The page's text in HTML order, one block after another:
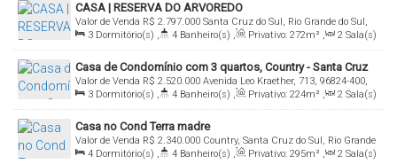
22m , Frente: 19m
CASA | RESERVA DO ARVOREDO
R$ 2.797.000
Valor de Venda
Santa Cruz do Sul, Rio Grande do Sul,
Brasil
3 Dormitório(s) , 4 Banheiro(s) , Privativo: 272m² , 2 Sala(s)
,
3 Suíte(s) , 3 Vaga(s) , Terreno: 480m² ,
Comprimento:
32m , Frente: 15m
Casa de Condomínio com 3 quartos, Country - Santa Cruz
do Sul
R$ 2.520.000
Valor de Venda
Avenida Leo Kraether, 713, 96824-400,
Country, Santa Cruz do Sul, Rio Grande do Sul, Brasil
3 Dormitório(s) , 4 Banheiro(s) , Privativo: 224m² , 2 Sala(s)
,
3 Suíte(s) , Total: 420m² , 2 Vaga(s) , Fundos: 14m ,
Frente: 14m , Lado Direito: 30m
Casa no Cond Terra madre
R$ 2.340.000
Valor de Venda
Country, Santa Cruz do Sul, Rio Grande
do Sul, Brasil
4 Dormitório(s) , 4 Banheiro(s) , Privativo: 295m² , 2 Sala(s)